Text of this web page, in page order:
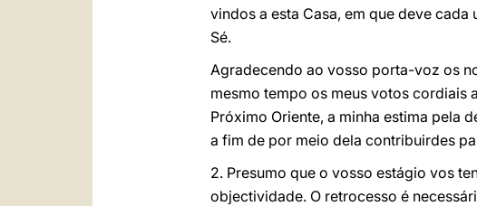
vindos a esta Casa, em que deve
Sé.
Agradecendo ao vosso porta-voz os
mesmo tempo os meus votos cordiais
Próximo Oriente, a minha estima pela
a fim de por meio dela contribuirdes
2. Presumo que o vosso estágio vos
objectividade. O retrocesso é